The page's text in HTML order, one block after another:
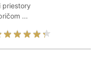
priestory
...